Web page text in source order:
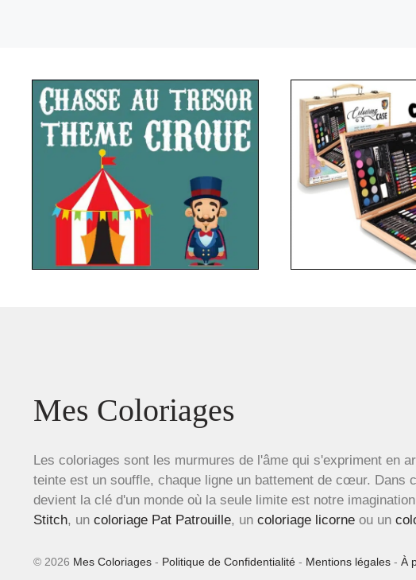
Mes Coloriages
Les coloriages sont les murmures de l'âme qui s'expriment en
teinte est un souffle, chaque ligne un battement de cœur. Dans
devient la clé d'un monde où la seule limite est notre
Stitch, un coloriage Pat Patrouille, un coloriage licorne ou un
© 2026 Mes Coloriages - Politique de Confidentialité - Mentions légales - À